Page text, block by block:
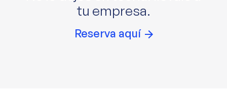
tu empresa.
Reserva aquí